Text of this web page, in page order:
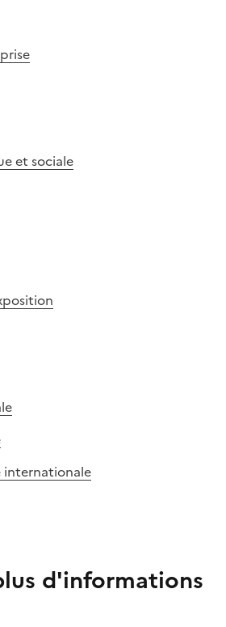
et sociale
d'informations